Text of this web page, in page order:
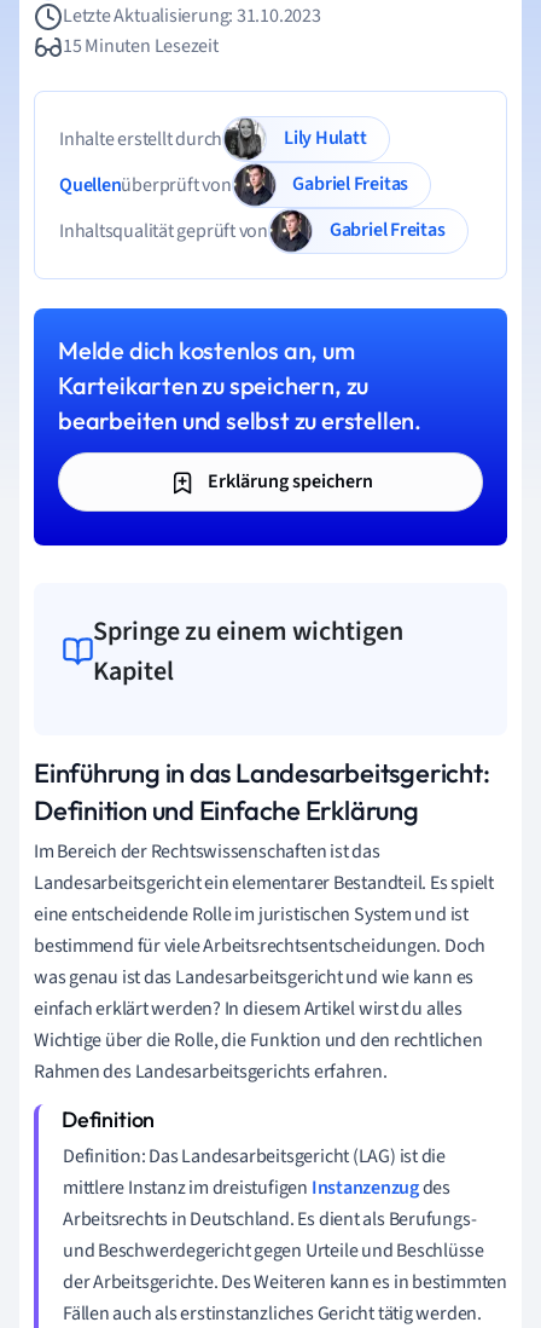
Letzte Aktualisierung: 31.10.2023
15 Minuten Lesezeit
Inhalte erstellt durch
Lily Hulatt
Quellenüberprüft von
Gabriel Freitas
Inhaltsqualität geprüft von
Gabriel Freitas
Melde dich kostenlos an, um
Karteikarten zu speichern, zu
bearbeiten und selbst zu erstellen.
Erklärung speichern
Springe zu einem wichtigen
Kapitel
Einführung in das Landesarbeitsgericht:
Definition und Einfache Erklärung
Im Bereich der Rechtswissenschaften ist das
Landesarbeitsgericht ein elementarer Bestandteil. Es spielt
eine entscheidende Rolle im juristischen System und ist
bestimmend für viele Arbeitsrechtsentscheidungen. Doch
was genau ist das Landesarbeitsgericht und wie kann es
einfach erklärt werden? In diesem Artikel wirst du alles
Wichtige über die Rolle, die Funktion und den rechtlichen
Rahmen des Landesarbeitsgerichts erfahren.
Definition: Das Landesarbeitsgericht (LAG) ist die
mittlere Instanz im dreistufigen Instanzenzugdes
Arbeitsrechts in Deutschland. Es dient als Berufungs-
und Beschwerdegericht gegen Urteile und Beschlüsse
der Arbeitsgerichte. Des Weiteren kann es in bestimmten
Fällen auch als erstinstanzliches Gericht tätig werden.